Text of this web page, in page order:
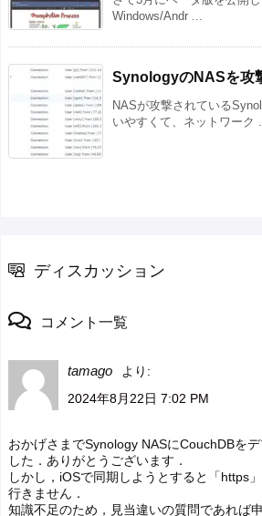
Windows/Andr ...
SynologyのNASを攻
NASが攻撃されている
いやすくて、ネットワーク ...
ディスカッション
コメント一覧
tamago
より:
2024年8月22日 7:02 PM
おかげさまでSynology NASにCouchDBを
した．ありがとうございます．
しかし，iOSで同期しようとすると「https
行きません．
知識不足のため，見当違いの質問であれば